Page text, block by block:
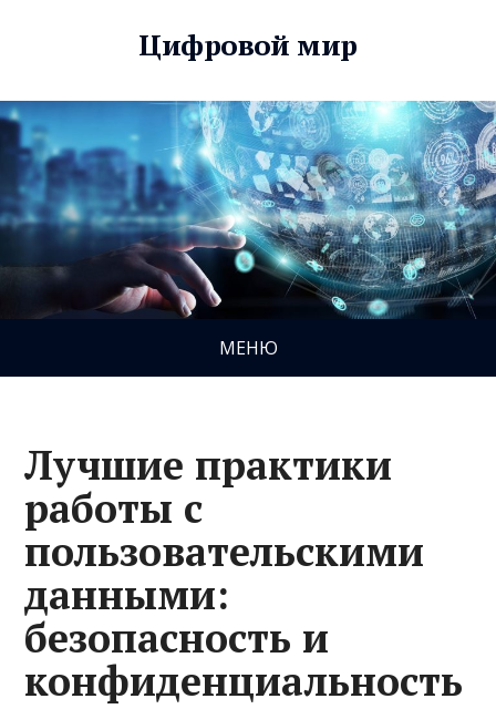
Цифровой мир
МЕНЮ
Лучшие практики
работы с
пользовательскими
данными:
безопасность и
конфиденциальность